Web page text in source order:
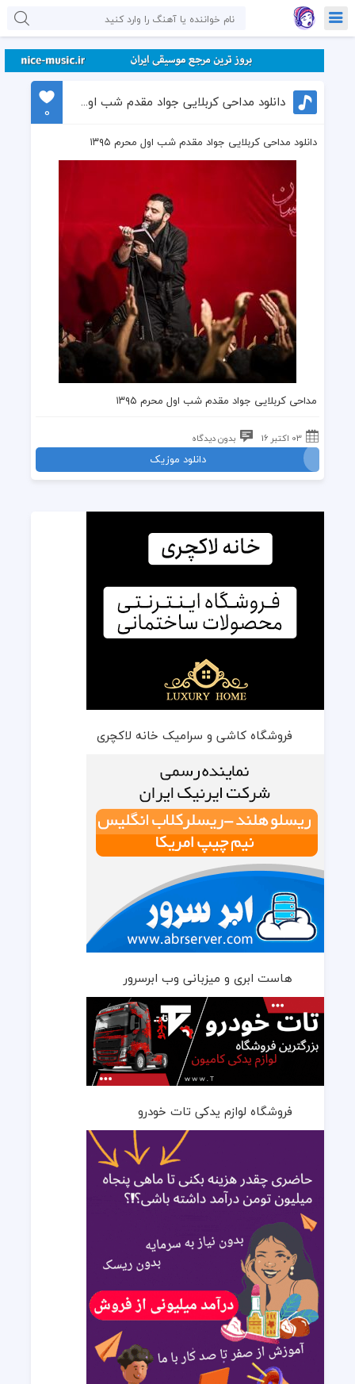
دانلود مداحی کربلایی جواد مقدم شب اول محرم ۱۳۹۵
0
دانلود مداحی کربلایی جواد مقدم شب اول محرم ۱۳۹۵
مداحی کربلایی جواد مقدم شب اول محرم ۱۳۹۵
03 اکتبر 16 بدون دیدگاه
دانلود موزیک
فروشگاه کاشی و سرامیک خانه لاکچری
هاست ابری و میزبانی وب ابرسرور
فروشگاه لوازم یدکی تات خودرو